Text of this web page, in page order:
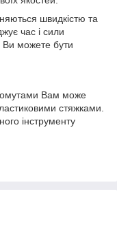
швидкістю та
час і сили
Ви можете бути
Вам може
стяжками.
інструменту